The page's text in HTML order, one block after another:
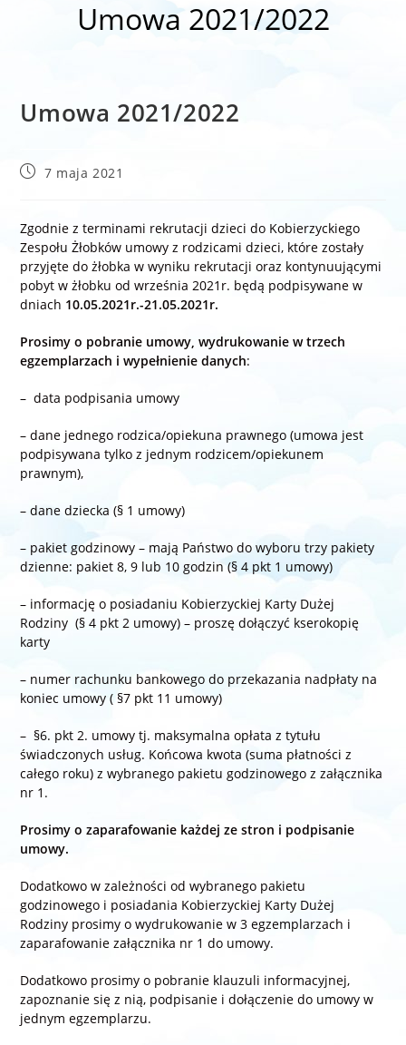
Umowa 2021/2022
Umowa 2021/2022
Post7 maja 2021
Zgodnie z terminami rekrutacji dzieci do Kobierzyckiego
Zespołu Żłobków umowy z rodzicami dzieci, które zostały
przyjęte do żłobka w wyniku rekrutacji oraz kontynuującymi
pobyt w żłobku od września 2021r. będą podpisywane w
dniach 10.05.2021r.-21.05.2021r.
Prosimy o pobranie umowy, wydrukowanie w trzech
egzemplarzach i wypełnienie danych:
– data podpisania umowy
– dane jednego rodzica/opiekuna prawnego (umowa jest
podpisywana tylko z jednym rodzicem/opiekunem
prawnym),
– dane dziecka (§ 1 umowy)
– pakiet godzinowy – mają Państwo do wyboru trzy pakiety
dzienne: pakiet 8, 9 lub 10 godzin (§ 4 pkt 1 umowy)
– informację o posiadaniu Kobierzyckiej Karty Dużej
Rodziny (§ 4 pkt 2 umowy) – proszę dołączyć kserokopię
karty
– numer rachunku bankowego do przekazania nadpłaty na
koniec umowy ( §7 pkt 11 umowy)
– §6. pkt 2. umowy tj. maksymalna opłata z tytułu
świadczonych usług. Końcowa kwota (suma płatności z
całego roku) z wybranego pakietu godzinowego z załącznika
nr 1.
Prosimy o zaparafowanie każdej ze stron i podpisanie
umowy.
Dodatkowo w zależności od wybranego pakietu
godzinowego i posiadania Kobierzyckiej Karty Dużej
Rodziny prosimy o wydrukowanie w 3 egzemplarzach i
zaparafowanie załącznika nr 1 do umowy.
Dodatkowo prosimy o pobranie klauzuli informacyjnej,
zapoznanie się z nią, podpisanie i dołączenie do umowy w
jednym egzemplarzu.